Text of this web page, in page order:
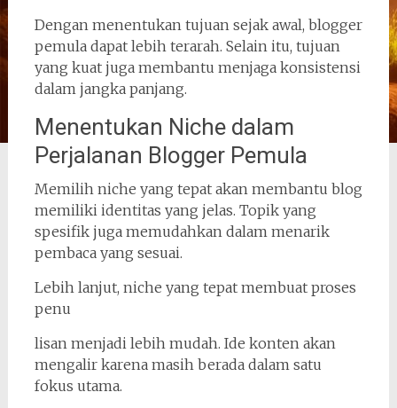
Dengan menentukan tujuan sejak awal, blogger
pemula dapat lebih terarah. Selain itu, tujuan
yang kuat juga membantu menjaga konsistensi
dalam jangka panjang.
Menentukan Niche dalam
Perjalanan Blogger Pemula
Memilih niche yang tepat akan membantu blog
memiliki identitas yang jelas. Topik yang
spesifik juga memudahkan dalam menarik
pembaca yang sesuai.
Lebih lanjut, niche yang tepat membuat proses
penu
lisan menjadi lebih mudah. Ide konten akan
mengalir karena masih berada dalam satu
fokus utama.